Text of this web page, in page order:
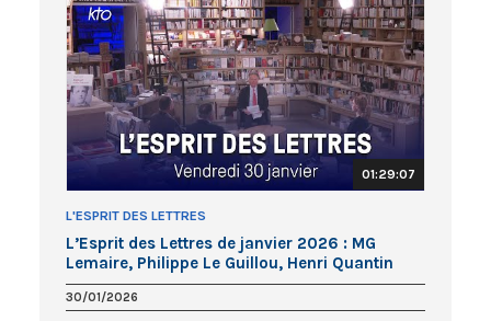
01:29:07
L'ESPRIT DES LETTRES
L’Esprit des Lettres de janvier 2026 : MG
Lemaire, Philippe Le Guillou, Henri Quantin
30/01/2026